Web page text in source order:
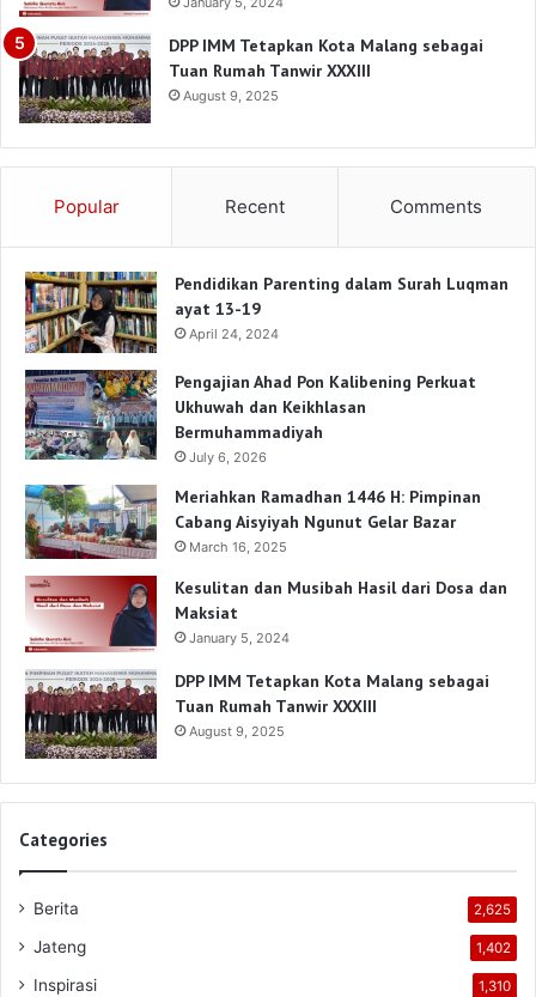
DPP IMM Tetapkan Kota Malang sebagai
Tuan Rumah Tanwir XXXIII
August 9, 2025
Popular Recent Comments
Pendidikan Parenting dalam Surah Luqman
ayat 13-19
April 24, 2024
Pengajian Ahad Pon Kalibening Perkuat
Ukhuwah dan Keikhlasan
Bermuhammadiyah
July 6, 2026
Meriahkan Ramadhan 1446 H: Pimpinan
Cabang Aisyiyah Ngunut Gelar Bazar
March 16, 2025
Kesulitan dan Musibah Hasil dari Dosa dan
Maksiat
January 5, 2024
DPP IMM Tetapkan Kota Malang sebagai
Tuan Rumah Tanwir XXXIII
August 9, 2025
Categories
Berita 2,625
Jateng 1,402
Inspirasi 1,310